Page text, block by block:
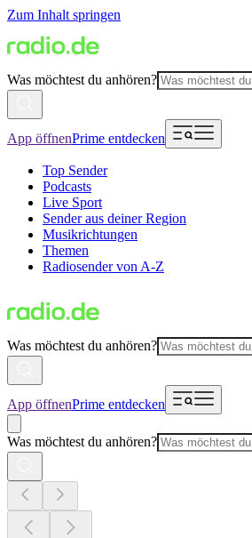
Zum Inhalt springen
Was möchtest du anhören?
App öffnenPrime entdecken
Top Sender
Podcasts
Live Sport
Sender aus deiner Region
Musikrichtungen
Themen
Radiosender von A-Z
Was möchtest du anhören?
App öffnenPrime entdecken
Was möchtest du anhören?